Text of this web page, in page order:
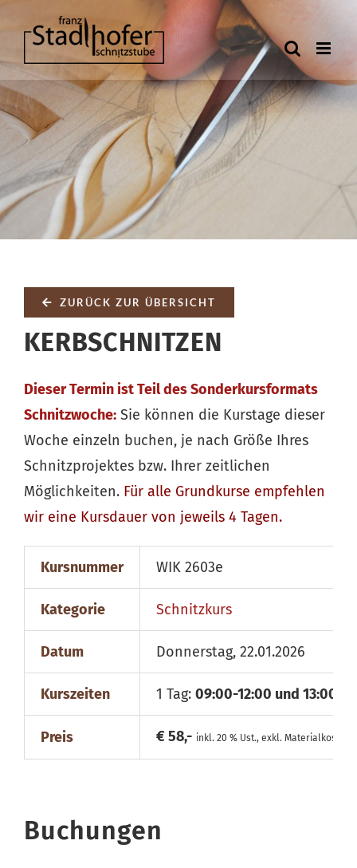
Inhalt
springen
ZURÜCK ZUR ÜBERSICHT
KERBSCHNITZEN
Dieser Termin ist Teil des Sonderkursformats
Schnitzwoche: Sie können die Kurstage dieser
Woche einzeln buchen, je nach Größe Ihres
Schnitzprojektes bzw. Ihrer zeitlichen
Möglichkeiten. Für alle Grundkurse empfehlen
wir eine Kursdauer von jeweils 4 Tagen.
Kursnummer WIK 2603e
Kategorie Schnitzkurs
Datum Donnerstag, 22.01.2026
Kurszeiten 1 Tag: 09:00-12:00 und 13:00-
Preis € 58,- inkl. 20 % Ust., exkl. Materialkosten
Buchungen